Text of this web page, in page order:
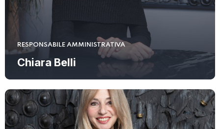
RESPONSABILE AMMINISTRATIVA
Chiara Belli